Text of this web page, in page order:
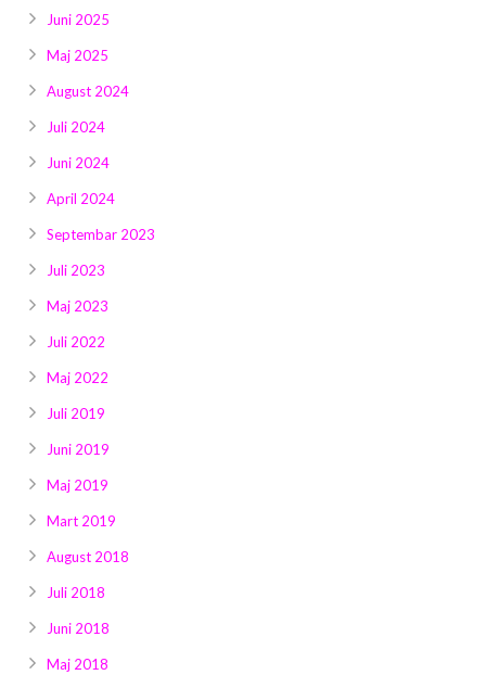
Juni 2025
Maj 2025
August 2024
Juli 2024
Juni 2024
April 2024
Septembar 2023
Juli 2023
Maj 2023
Juli 2022
Maj 2022
Juli 2019
Juni 2019
Maj 2019
Mart 2019
August 2018
Juli 2018
Juni 2018
Maj 2018